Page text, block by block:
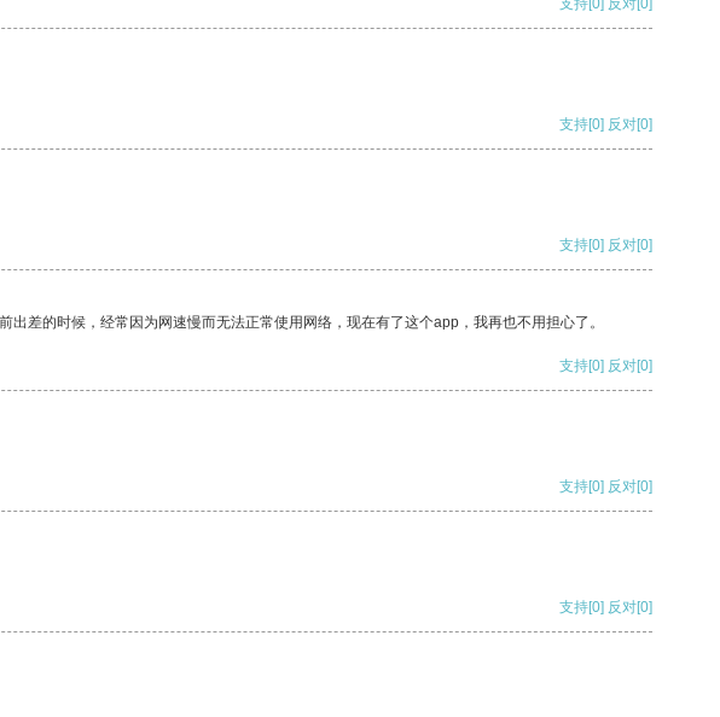
支持 [0] 反对 [0]
支持[0] 反对[0]
支持[0] 反对[0]
差的时候，经常因为网速慢而无法正常使用网络，现在有了这个app，我再也不用担心了。
支持[0] 反对[0]
支持[0] 反对[0]
支持[0] 反对[0]